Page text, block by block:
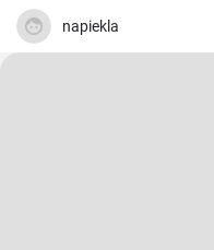
napiekla